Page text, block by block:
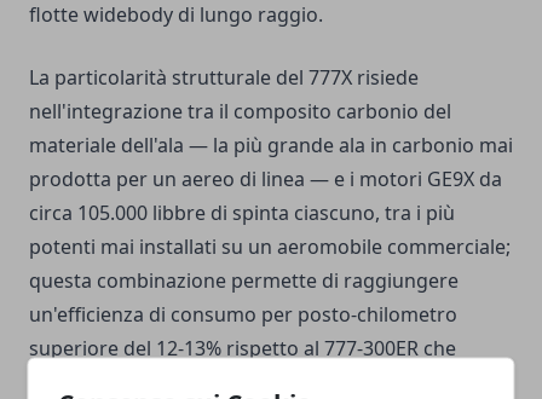
flotte widebody di lungo raggio.
La particolarità strutturale del 777X risiede
nell'integrazione tra il composito carbonio del
materiale dell'ala — la più grande ala in carbonio mai
prodotta per un aereo di linea — e i motori GE9X da
circa 105.000 libbre di spinta ciascuno, tra i più
potenti mai installati su un aeromobile commerciale;
questa combinazione permette di raggiungere
un'efficienza di consumo per posto-chilometro
superiore del 12-13% rispetto al 777-300ER che